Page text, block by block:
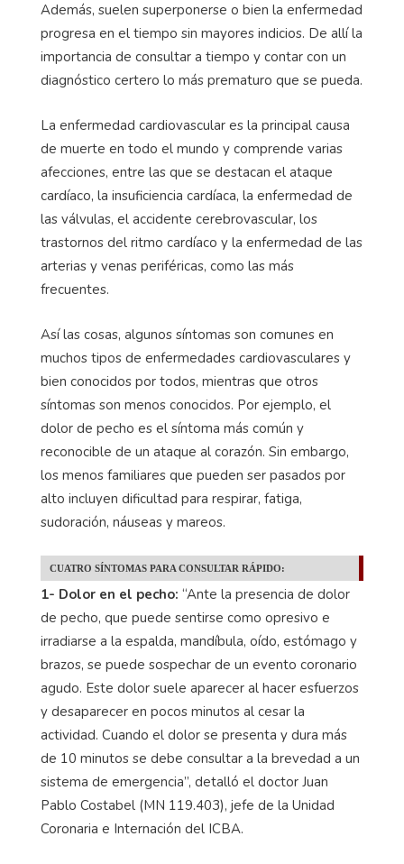
Además, suelen superponerse o bien la enfermedad
progresa en el tiempo sin mayores indicios. De allí la
importancia de consultar a tiempo y contar con un
diagnóstico certero lo más prematuro que se pueda.
La enfermedad cardiovascular es la principal causa
de muerte en todo el mundo y comprende varias
afecciones, entre las que se destacan el ataque
cardíaco, la insuficiencia cardíaca, la enfermedad de
las válvulas, el accidente cerebrovascular, los
trastornos del ritmo cardíaco y la enfermedad de las
arterias y venas periféricas, como las más
frecuentes.
Así las cosas, algunos síntomas son comunes en
muchos tipos de enfermedades cardiovasculares y
bien conocidos por todos, mientras que otros
síntomas son menos conocidos. Por ejemplo, el
dolor de pecho es el síntoma más común y
reconocible de un ataque al corazón. Sin embargo,
los menos familiares que pueden ser pasados por
alto incluyen dificultad para respirar, fatiga,
sudoración, náuseas y mareos.
CUATRO SÍNTOMAS PARA CONSULTAR RÁPIDO:
1- Dolor en el pecho: “Ante la presencia de dolor
de pecho, que puede sentirse como opresivo e
irradiarse a la espalda, mandíbula, oído, estómago y
brazos, se puede sospechar de un evento coronario
agudo. Este dolor suele aparecer al hacer esfuerzos
y desaparecer en pocos minutos al cesar la
actividad. Cuando el dolor se presenta y dura más
de 10 minutos se debe consultar a la brevedad a un
sistema de emergencia”, detalló el doctor Juan
Pablo Costabel (MN 119.403), jefe de la Unidad
Coronaria e Internación del ICBA.